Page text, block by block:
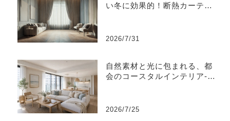
い冬に効果的！断熱カーテン
2026/7/31
自然素材と光に包まれる、都
会のコースタルインテリア-江
2026/7/25